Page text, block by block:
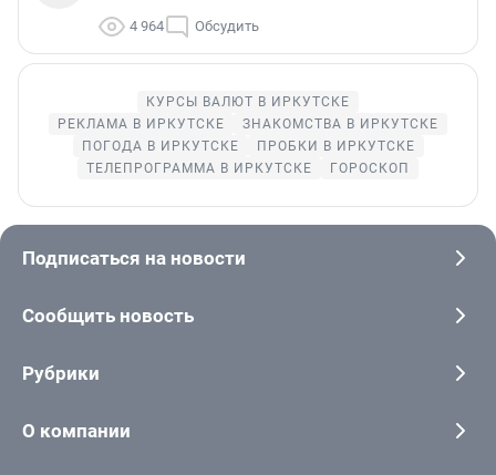
4 964 Обсудить
КУРСЫ ВАЛЮТ В ИРКУТСКЕ
РЕКЛАМА В ИРКУТСКЕ
ЗНАКОМСТВА В ИРКУТСКЕ
ПОГОДА В ИРКУТСКЕ
ПРОБКИ В ИРКУТСКЕ
ТЕЛЕПРОГРАММА В ИРКУТСКЕ
ГОРОСКОП
Подписаться на новости
Сообщить новость
Рубрики
О компании